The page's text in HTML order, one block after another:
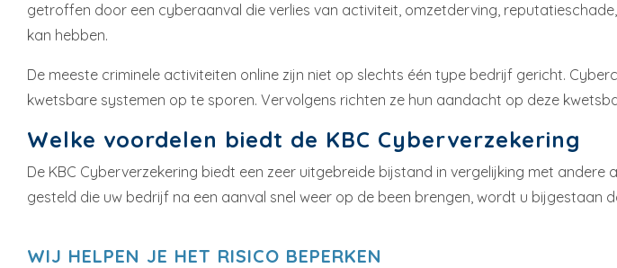
getroffen door een cyberaanval die verlies van activiteit, omzetderving,
kan hebben.
De meeste criminele activiteiten online zijn niet op slechts één type bedrijf gericht.
kwetsbare systemen op te sporen. Vervolgens richten ze hun aandacht op deze
Welke voordelen biedt de KBC Cyberverzekering
De KBC Cyberverzekering biedt een zeer uitgebreide bijstand in vergelijking met
gesteld die uw bedrijf na een aanval snel weer op de been brengen, wordt u bijgestaan
WIJ HELPEN JE HET RISICO BEPERKEN